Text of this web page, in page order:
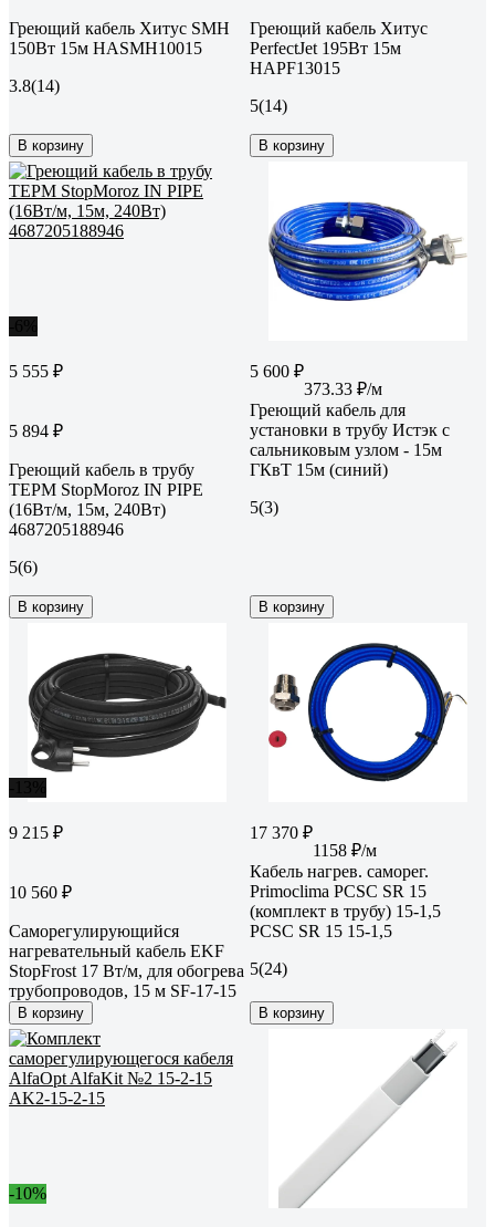
Греющий кабель Хитус SMH
150Вт 15м HASMH10015
3.8(14)
В корзину
Греющий кабель Хитус
PerfectJet 195Вт 15м
HAPF13015
5(14)
В корзину
5 555 ₽
5 894 ₽
Греющий кабель в трубу
ТЕРМ StopMoroz IN PIPE
(16Вт/м, 15м, 240Вт)
4687205188946
5(6)
В корзину
5 600 ₽
373.33 ₽/м
Греющий кабель для
установки в трубу Истэк с
сальниковым узлом - 15м
ГКвТ 15м (синий)
5(3)
В корзину
9 215 ₽
10 560 ₽
Саморегулирующийся
нагревательный кабель EKF
StopFrost 17 Вт/м, для обогрева
трубопроводов, 15 м SF-17-15
В корзину
17 370 ₽
1158 ₽/м
Кабель нагрев. саморег.
Primoclima PCSC SR 15
(комплект в трубу) 15-1,5
PCSC SR 15 15-1,5
5(24)
В корзину
-10%